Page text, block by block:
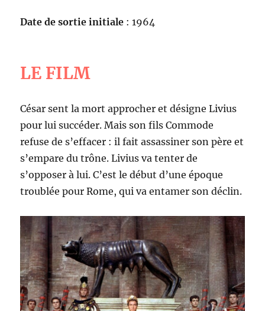
Date de sortie initiale : 1964
LE FILM
César sent la mort approcher et désigne Livius
pour lui succéder. Mais son fils Commode
refuse de s’effacer : il fait assassiner son père et
s’empare du trône. Livius va tenter de
s’opposer à lui. C’est le début d’une époque
troublée pour Rome, qui va entamer son déclin.